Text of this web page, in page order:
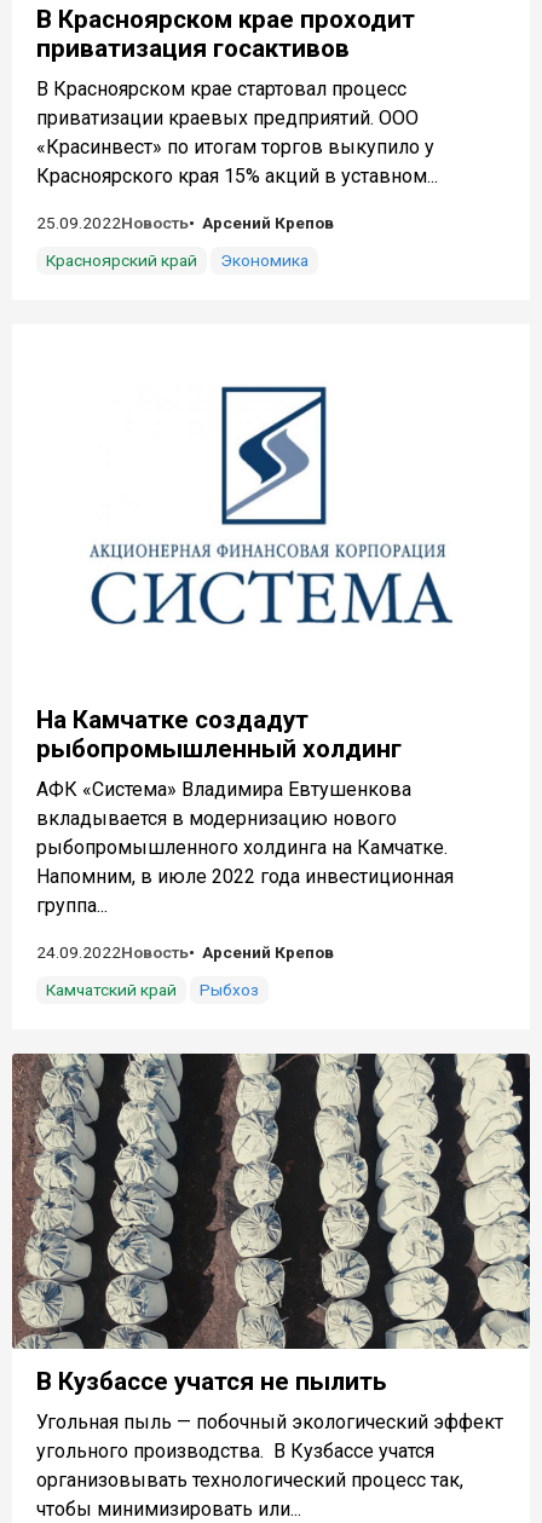
В Красноярском крае проходит
приватизация госактивов
В Красноярском крае стартовал процесс
приватизации краевых предприятий. ООО
«Красинвест» по итогам торгов выкупило у
Красноярского края 15% акций в уставном...
25.09.2022Новость
Арсений Крепов
Красноярский край
Экономика
На Камчатке создадут
рыбопромышленный холдинг
АФК «Система» Владимира Евтушенкова
вкладывается в модернизацию нового
рыбопромышленного холдинга на Камчатке.
Напомним, в июле 2022 года инвестиционная
группа...
24.09.2022Новость
Арсений Крепов
Камчатский край
Рыбхоз
В Кузбассе учатся не пылить
Угольная пыль — побочный экологический эффект
угольного производства. В Кузбассе учатся
организовывать технологический процесс так,
чтобы минимизировать или...